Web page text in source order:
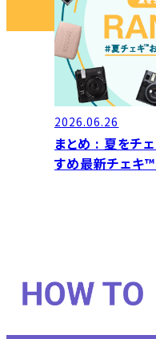
2026.06.26
まとめ : 夏をチ
すめ最新チェキ